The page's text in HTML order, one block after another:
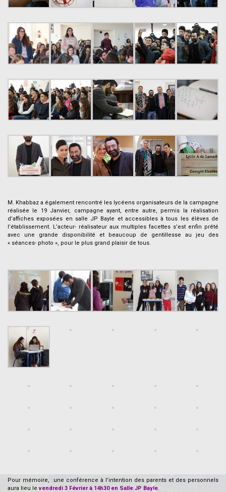
M. Khabbaz a également rencontré les lycéens organisateurs de la campagne
réalisée le 19 Janvier, campagne ayant, entre autre, permis la réalisation
d’affiches exposées en salle JP Bayle et accessibles à tous les élèves de
l’établissement. L’acteur- réalisateur aux multiples facettes s’est enfin prêté
avec une grande disponibilité et beaucoup de gentillesse au jeu des
« séances- photo », pour le plus grand plaisir de tous.
Pour mémoire, une conférence à l’intention des parents et des personnels
aura lieu levendredi 3 Février à 14h30 en Salle JP Bayle.